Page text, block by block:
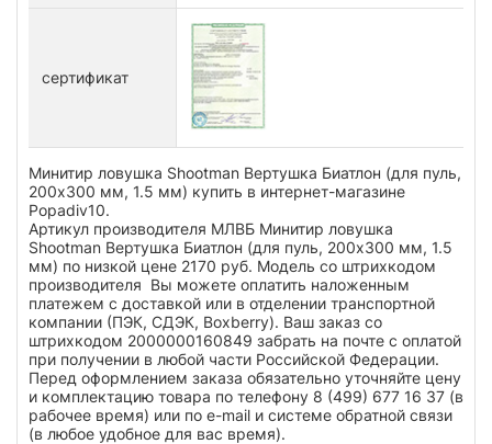
сертификат
Минитир ловушка Shootman Вертушка Биатлон (для пуль,
200х300 мм, 1.5 мм) купить в интернет-магазине
Popadiv10.
Артикул производителя МЛВБ Минитир ловушка
Shootman Вертушка Биатлон (для пуль, 200х300 мм, 1.5
мм) по низкой цене 2170 руб. Модель со штрихкодом
производителя Вы можете оплатить наложенным
платежем с доставкой или в отделении транспортной
компании (ПЭК, СДЭК, Boxberry). Ваш заказ со
штрихкодом 2000000160849 забрать на почте с оплатой
при получении в любой части Российской Федерации.
Перед оформлением заказа обязательно уточняйте цену
и комплектацию товара по телефону 8 (499) 677 16 37 (в
рабочее время) или по e-mail и системе обратной связи
(в любое удобное для вас время).